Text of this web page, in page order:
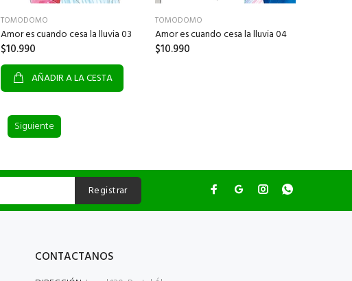
TOMODOMO
Amor es cuando cesa la lluvia 03
$10.990
AÑADIR A LA CESTA
TOMODOMO
Amor es cuando cesa la lluvia 04
$10.990
Siguiente
Registrar
CONTACTANOS